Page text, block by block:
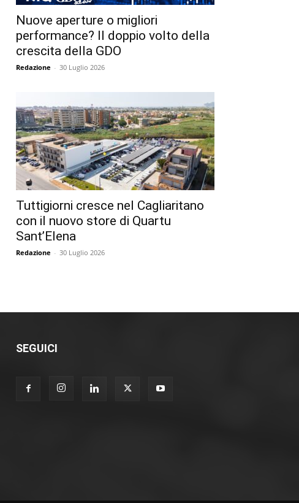
Nuove aperture o migliori
performance? Il doppio volto della
crescita della GDO
Redazione - 30 Luglio 2026
Tuttigiorni cresce nel Cagliaritano
con il nuovo store di Quartu
Sant’Elena
Redazione - 30 Luglio 2026
SEGUICI